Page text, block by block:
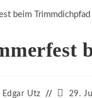
Edgar Utz
Beitrag
29.